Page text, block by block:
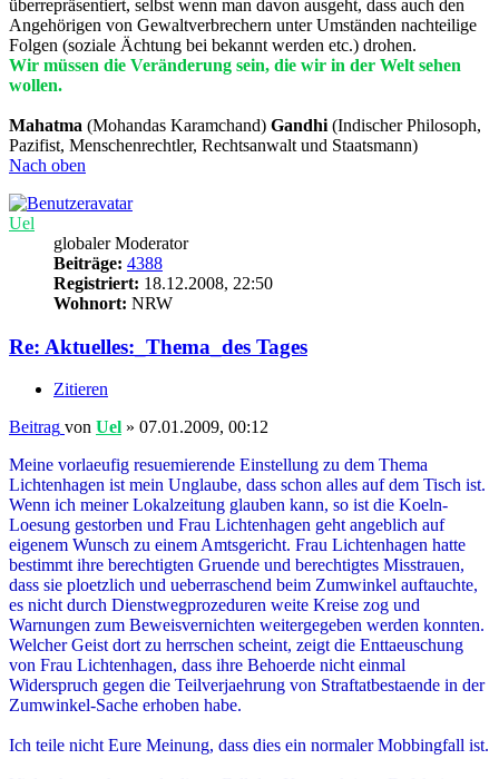
Mahatma(Mohandas Karamchand)Gandhi(Indischer Philosoph,
Pazifist, Menschenrechtler, Rechtsanwalt und Staatsmann)
Nach oben
Uel
globaler Moderator
Beiträge:
Wohnort:NRW
Re: Aktuelles:_Thema_des Tages
Zitieren
Lichtenhagen ist mein Unglaube, dass schon alles auf dem Tisch ist.
Loesung gestorben und Frau Lichtenhagen geht angeblich auf
bestimmt ihre berechtigten Gruende und berechtigtes Misstrauen,
dass sie ploetzlich und ueberraschend beim Zumwinkel auftauchte,
es nicht durch Dienstwegprozeduren weite Kreise zog und
Warnungen zum Beweisvernichten weitergegeben werden konnten.
Welcher Geist dort zu herrschen scheint, zeigt die Enttaeuschung
von Frau Lichtenhagen, dass ihre Behoerde nicht einmal
Widerspruch gegen die Teilverjaehrung von Straftatbestaende in der
Zumwinkel-Sache erhoben habe.
Ich teile nicht Eure Meinung, dass dies ein normaler Mobbingfall ist.
Vielmehr macht gerade dieser Fall den Konstruktions-Defekt in
unserem Staat sichtbar, der die Abhaengigkeit der Justiz von der
politisch ausgewaehlten Vorgesetzten betrifft. [siehe